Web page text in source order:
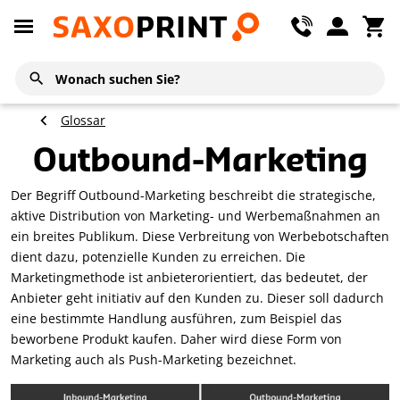
Glossar
Outbound-Marketing
Der Begriff Outbound-Marketing beschreibt die strategische,
aktive Distribution von Marketing- und Werbemaßnahmen an
ein breites Publikum. Diese Verbreitung von Werbebotschaften
dient dazu, potenzielle Kunden zu erreichen. Die
Marketingmethode ist anbieterorientiert, das bedeutet, der
Anbieter geht initiativ auf den Kunden zu. Dieser soll dadurch
eine bestimmte Handlung ausführen, zum Beispiel das
beworbene Produkt kaufen. Daher wird diese Form von
Marketing auch als Push-Marketing bezeichnet.